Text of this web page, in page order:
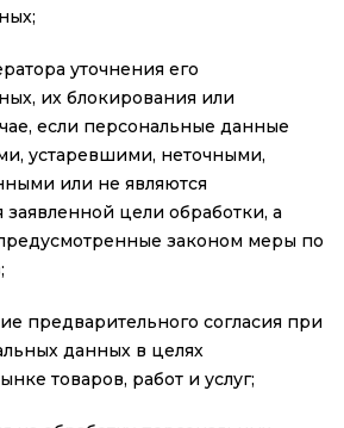
уточнения его
их блокирования или
если персональные данные
устаревшими, неточными,
или не являются
цели обработки, а
законом меры по
предварительного согласия при
данных в целях
товаров, работ и услуг;